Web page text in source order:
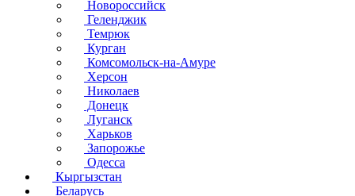
Новороссийск
Геленджик
Темрюк
Курган
Комсомольск-на-Амуре
Херсон
Николаев
Донецк
Луганск
Харьков
Запорожье
Одесса
Кыргызстан
Беларусь